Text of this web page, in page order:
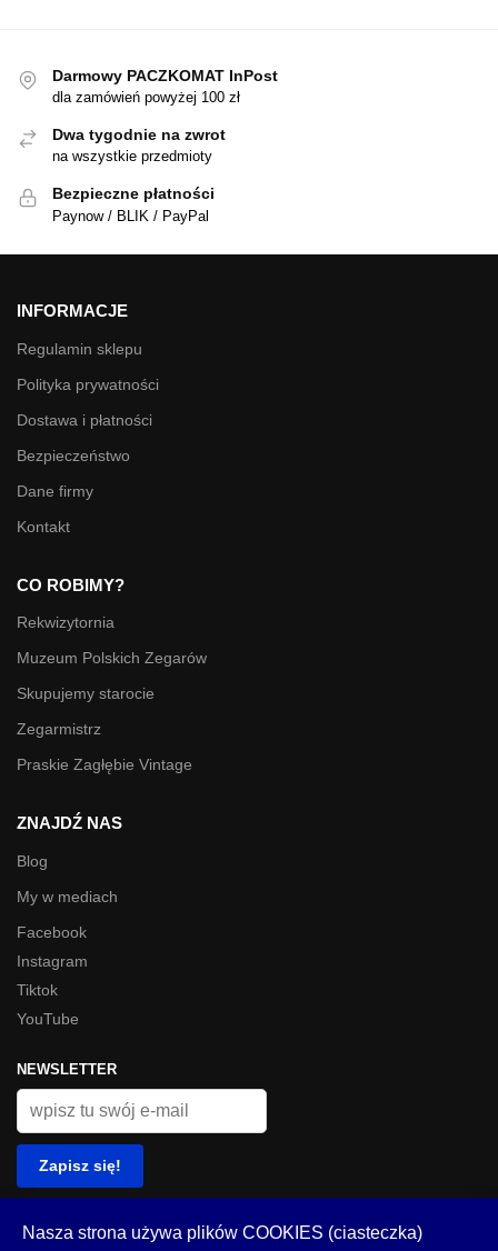
Darmowy PACZKOMAT InPost
dla zamówień powyżej 100 zł
Dwa tygodnie na zwrot
na wszystkie przedmioty
Bezpieczne płatności
Paynow / BLIK / PayPal
INFORMACJE
Regulamin sklepu
Polityka prywatności
Dostawa i płatności
Bezpieczeństwo
Dane firmy
Kontakt
CO ROBIMY?
Rekwizytornia
Muzeum Polskich Zegarów
Skupujemy starocie
Zegarmistrz
Praskie Zagłębie Vintage
ZNAJDŹ NAS
Blog
My w mediach
Facebook
Instagram
Tiktok
YouTube
NEWSLETTER
© Look Inside 2023
Nasza strona używa plików COOKIES (ciasteczka)